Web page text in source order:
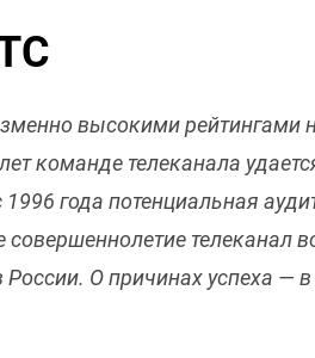
высокими рейтингами
команде телеканала
года потенциальная
телеканал
О причинах успеха —